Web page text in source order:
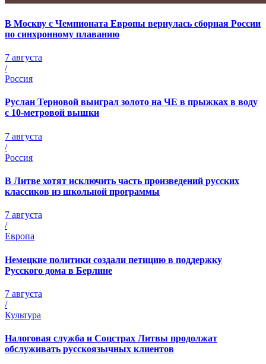
В Москву с Чемпионата Европы вернулась сборная России
по синхронному плаванию
7 августа
/
Россия
Руслан Терновой выиграл золото на ЧЕ в прыжках в воду
с 10-метровой вышки
7 августа
/
Россия
В Литве хотят исключить часть произведений русских
классиков из школьной программы
7 августа
/
Европа
Немецкие политики создали петицию в поддержку
Русского дома в Берлине
7 августа
/
Культура
Налоговая служба и Соцстрах Литвы продолжат
обслуживать русскоязычных клиентов